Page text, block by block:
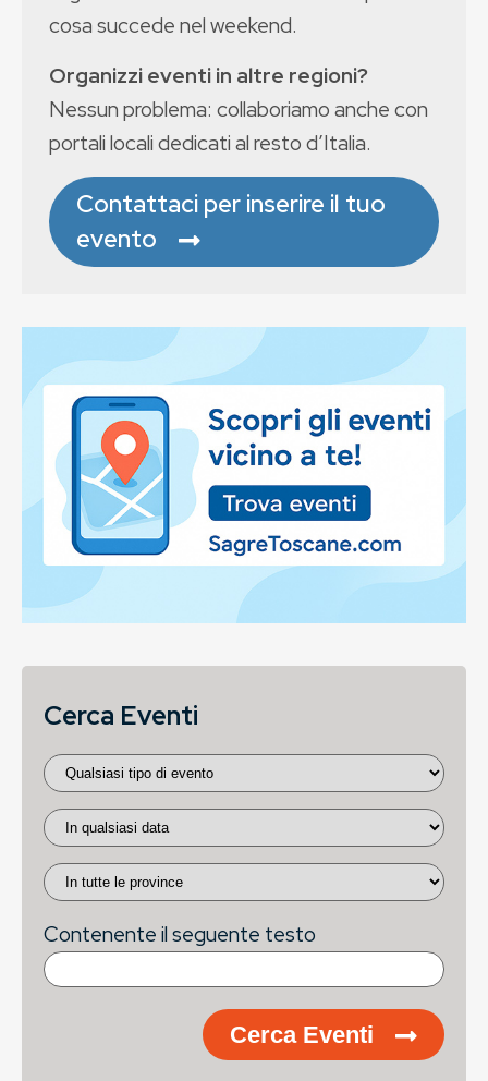
cosa succede nel weekend.
Organizzi eventi in altre regioni?
Nessun problema: collaboriamo anche con
portali locali dedicati al resto d’Italia.
Contattaci per inserire il tuo
evento
Cerca Eventi
Contenente il seguente testo
Cerca Eventi